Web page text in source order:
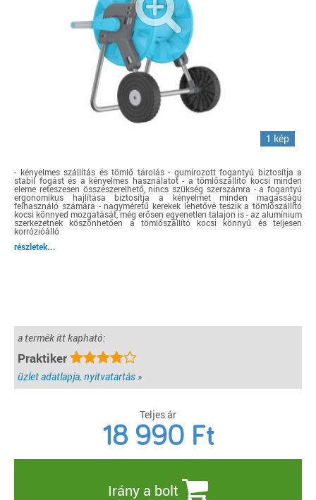
1 kép
- kényelmes szállítás és tömlő tárolás - gumírozott fogantyú biztosítja a
stabil fogást és a kényelmes használatot - a tömlőszállító kocsi minden
eleme reteszesen összeszerelhető, nincs szükség szerszámra - a fogantyú
ergonomikus hajlítása biztosítja a kényelmet minden magasságú
felhasználó számára - nagyméretű kerekek lehetővé teszik a tömlőszállító
kocsi könnyed mozgatását, még erősen egyenetlen talajon is - az alumínium
szerkezetnek köszönhetően a tömlőszállító kocsi könnyű és teljesen
korrózióálló
részletek...
a termék itt kapható:
Praktiker
üzlet adatlapja, nyitvatartás »
Teljes ár
18 990 Ft
Irány a bolt